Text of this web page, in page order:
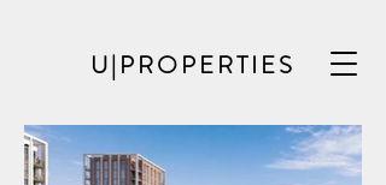
U|PROPERTIES